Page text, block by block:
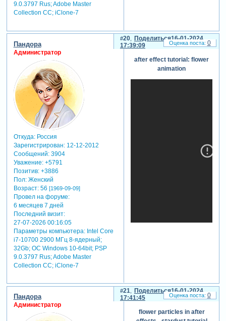
9.0.3797 Rus; Adobe Master
Collection СС; iClone-7
Поделиться
20
16-01-2024
17:39:09
Пандора
Администратор
Откуда:Россия
Зарегистрирован: 12-12-2012
Сообщений:3904
Уважение: +5791
Позитив: +3886
Пол:Женский
Возраст:56 [1969-09-09]
Провел на форуме:
6 месяцев 7 дней
Последний визит:
27-07-2026 00:16:05
Параметры компьютера:Intel Core
i7-10700 2900 МГц 8-ядерный;
32Gb; ОС Windows 10-64bit; PSP
9.0.3797 Rus; Adobe Master
Collection СС; iClone-7
after effect tutorial: flower
animation
0
Поделиться
21
16-01-2024
17:41:45
Пандора
Администратор
flower particles in after
0